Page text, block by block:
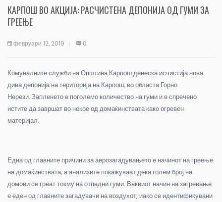
КАРПОШ ВО АКЦИЈА: РАСЧИСТЕНА ДЕПОНИЈА ОД ГУМИ ЗА
ГРЕЕЊЕ
февруари 12, 2019 0
Комуналните служби на Општина Карпош денеска исчистија нова
дива депонија на територија на Карпош, во областа Горно
Нерези. Запленето е поголемо количество на гуми и е спречено
истите да завршат во некое од домаќинствата како огревен
материјал.
Една од главните причини за аерозагадувањето е начинот на греење
на домаќинствата, а анализите покажуваат дека голем број на
домови се греат токму на отпадни гуми. Ваквиот начин на загревање
е еден од главните загадувачи на воздухот, иако се идентификувани